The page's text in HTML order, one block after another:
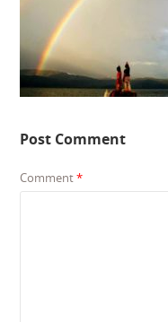
Post Comment
Comment*